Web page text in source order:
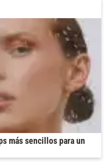
más sencillos para un